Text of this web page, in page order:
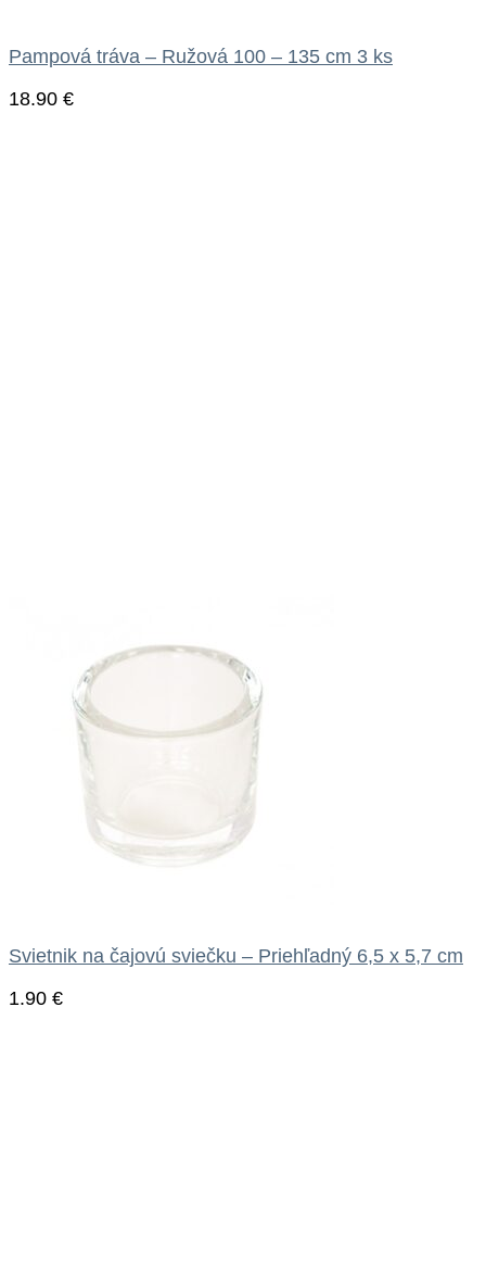
Pampová tráva – Ružová 100 – 135 cm 3 ks
18.90 €
Svietnik na čajovú sviečku – Priehľadný 6,5 x 5,7 cm
1.90 €